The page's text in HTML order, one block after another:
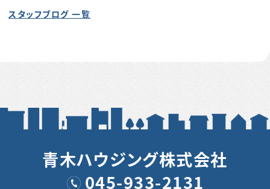
スタッフブログ 一覧
青木ハウジング株式会社
045-933-2131